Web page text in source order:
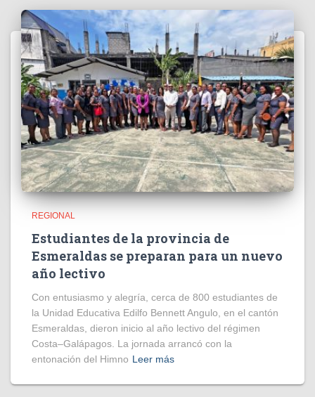
REGIONAL
Estudiantes de la provincia de
Esmeraldas se preparan para un nuevo
año lectivo
Con entusiasmo y alegría, cerca de 800 estudiantes de
la Unidad Educativa Edilfo Bennett Angulo, en el cantón
Esmeraldas, dieron inicio al año lectivo del régimen
Costa–Galápagos. La jornada arrancó con la
entonación del Himno Leer más